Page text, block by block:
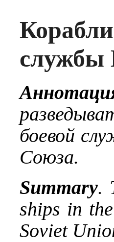
службы
боевой
Союза.
Summary.
ships in
Soviet